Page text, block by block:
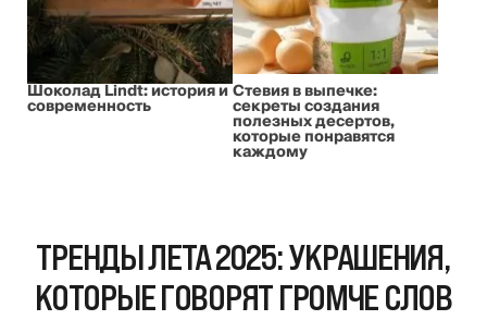
Шоколад Lindt: история и
современность
Стевия в выпечке:
секреты создания
полезных десертов,
которые понравятся
каждому
ТРЕНДЫ ЛЕТА 2025: УКРАШЕНИЯ,
КОТОРЫЕ ГОВОРЯТ ГРОМЧЕ СЛОВ